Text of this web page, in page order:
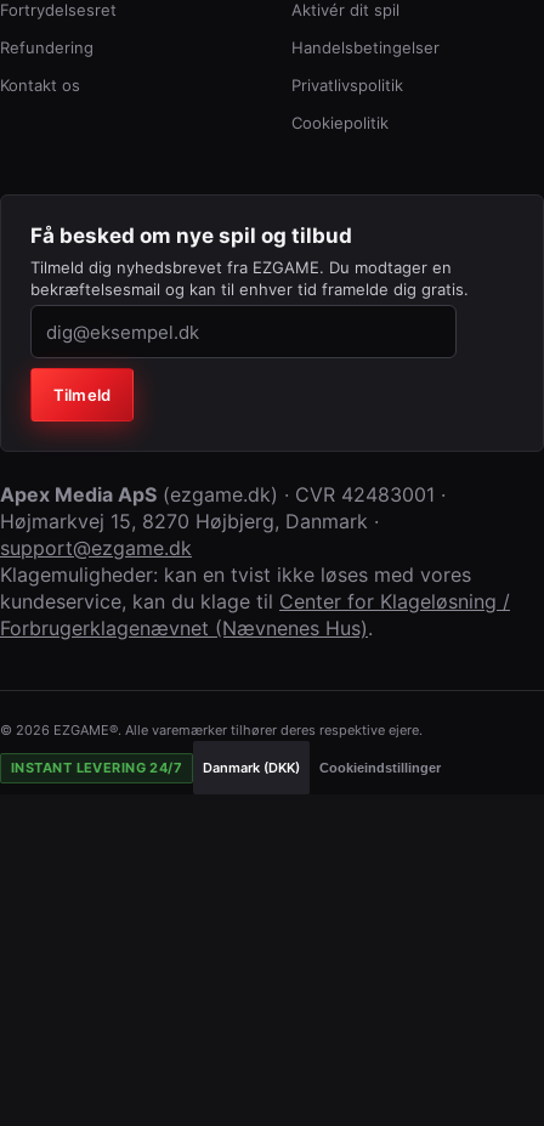
Fortrydelsesret
Refundering
Kontakt os
Aktivér dit spil
Handelsbetingelser
Privatlivspolitik
Cookiepolitik
Få besked om nye spil og tilbud
Tilmeld dig nyhedsbrevet fra EZGAME. Du modtager en
bekræftelsesmail og kan til enhver tid framelde dig gratis.
Virksomhed (lad feltet stå tomt)
Tilmeld
Apex Media ApS (ezgame.dk) · CVR 42483001 ·
Højmarkvej 15, 8270 Højbjerg, Danmark ·
support@ezgame.dk
Klagemuligheder: kan en tvist ikke løses med vores
kundeservice, kan du klage til Center for Klageløsning /
Forbrugerklagenævnet (Nævnenes Hus).
© 2026 EZGAME®. Alle varemærker tilhører deres respektive ejere.
INSTANT LEVERING 24/7 Danmark (DKK) Cookieindstillinger